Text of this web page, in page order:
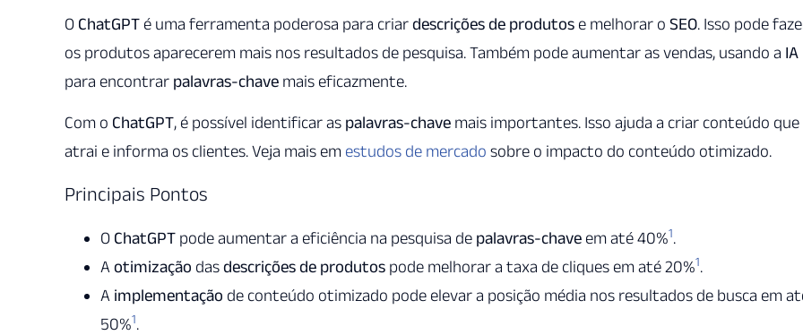
O ChatGPT é uma ferramenta poderosa para criardescrições de produtos e melhorar o SEO. Isso pode
os produtos aparecerem mais nos resultados de pesquisa. Também pode aumentar as vendas, usando a IA
para encontrar palavras-chave mais eficazmente.
Com o ChatGPT, é possível identificar as palavras-chave mais importantes. Isso ajuda a criar conteúdo que
atrai e informa os clientes. Veja mais em estudos de mercado sobre o impacto do conteúdo otimizado.
Principais Pontos
O ChatGPT pode aumentar a eficiência na pesquisa de palavras-chave em até 40%1.
Aotimização dasdescrições de produtos pode melhorar a taxa de cliques em até 20%1.
A implementação de conteúdo otimizado pode elevar a posição média nos resultados de busca em
50%1.